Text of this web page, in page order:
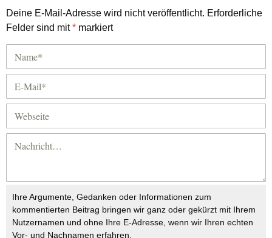
Deine E-Mail-Adresse wird nicht veröffentlicht. Erforderliche
Felder sind mit* markiert
Ihre Argumente, Gedanken oder Informationen zum
kommentierten Beitrag bringen wir ganz oder gekürzt mit Ihrem
Nutzernamen und ohne Ihre E-Adresse, wenn wir Ihren echten
Vor- und Nachnamen erfahren.